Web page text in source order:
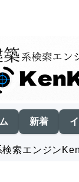
新着
検索エンジン